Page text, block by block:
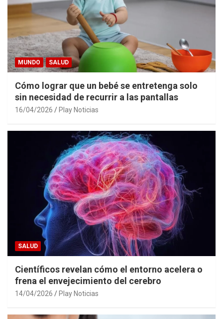
MUNDO SALUD
Cómo lograr que un bebé se entretenga solo
sin necesidad de recurrir a las pantallas
16/04/2026 Play Noticias
SALUD
Científicos revelan cómo el entorno acelera o
frena el envejecimiento del cerebro
14/04/2026 Play Noticias